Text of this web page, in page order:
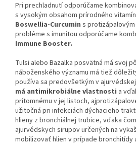
Pri prechladnutí odporúčame
s vysokým obsahom prírodného
Boswellia-Curcumin s
probléme s imunitou odporúčame
Immune Booster.
Tulsi alebo Bazalka posvätná má svoj
náboženského významu má tiež
používa sa predovšetkým v
má antimikrobiálne vlastnosti a
prítomnému v jej listoch,
užitočná pri infekciách dýchacieho
hlieny z bronchiálnej trubice, vďaka
ajurvédskych sirupov určených na
mobilizovať hlien v prípade bronchitídy